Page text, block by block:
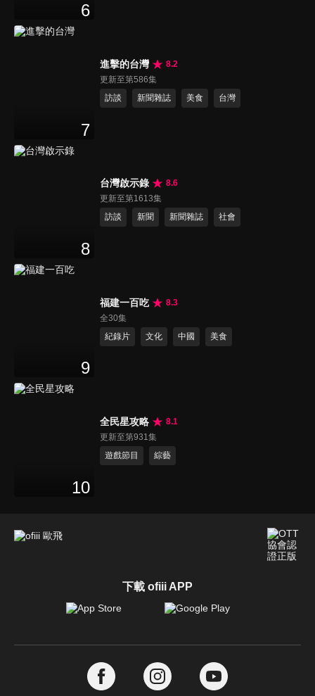
6
7
進擊的台灣
8.2
更新至第586集
訪談
新聞雜誌 美食 台灣
8
台灣啟示錄
8.6
更新至第1613集
訪談
新聞 新聞雜誌 社會
9
福建一百吃
8.3
全30集
紀錄片
文化 中國 美食
10
全民星攻略
8.1
更新至第931集
遊戲節目
綜藝
下載 ofiii APP